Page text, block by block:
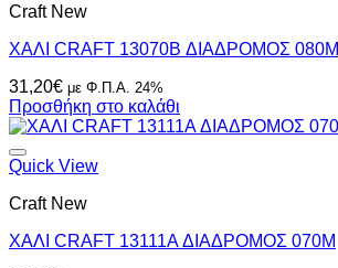
Craft New
ΧΑΛΙ CRAFT 13070B ΔΙΑΔΡΟΜΟΣ 080M
31,20€ με Φ.Π.Α. 24%
Προσθήκη στο καλάθι
Quick View
Craft New
ΧΑΛΙ CRAFT 13111A ΔΙΑΔΡΟΜΟΣ 070M